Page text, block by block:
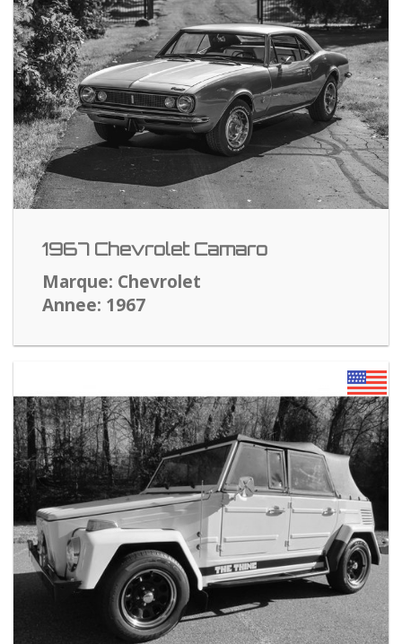
1967 Chevrolet Camaro
Marque: Chevrolet
Annee: 1967